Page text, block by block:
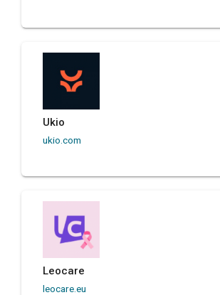
Ukio
ukio.com
Leocare
leocare.eu